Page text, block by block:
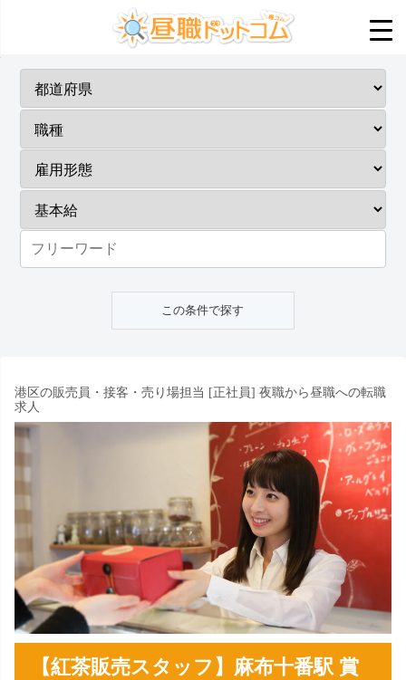
港区の販売員・接客・売り場担当 [正社員] 夜職から昼職への転職
求人
【紅茶販売スタッフ】麻布十番駅 賞